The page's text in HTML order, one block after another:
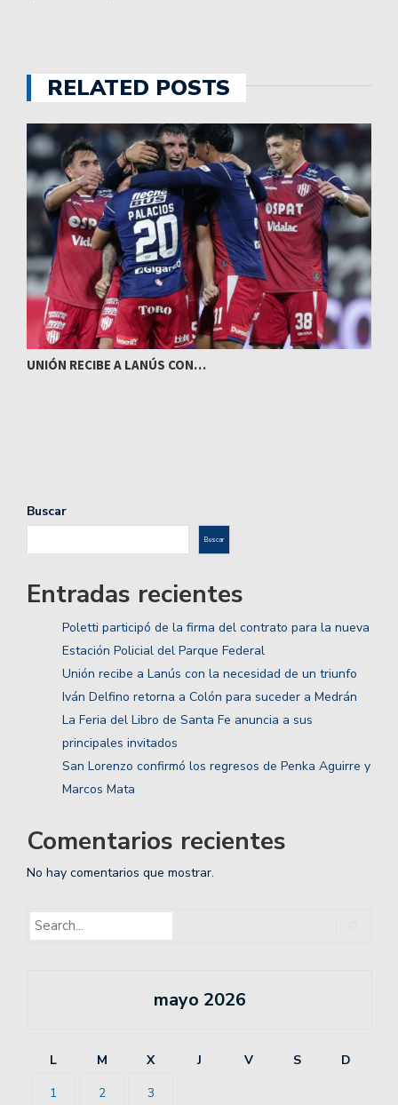
RELATED POSTS
UNIÓN RECIBE A LANÚS CON…
Buscar
Buscar
Entradas recientes
Poletti participó de la firma del contrato para la nueva
Estación Policial del Parque Federal
Unión recibe a Lanús con la necesidad de un triunfo
Iván Delfino retorna a Colón para suceder a Medrán
La Feria del Libro de Santa Fe anuncia a sus
principales invitados
San Lorenzo confirmó los regresos de Penka Aguirre y
Marcos Mata
Comentarios recientes
No hay comentarios que mostrar.
mayo 2026
L M X J V S
D
1
2 3